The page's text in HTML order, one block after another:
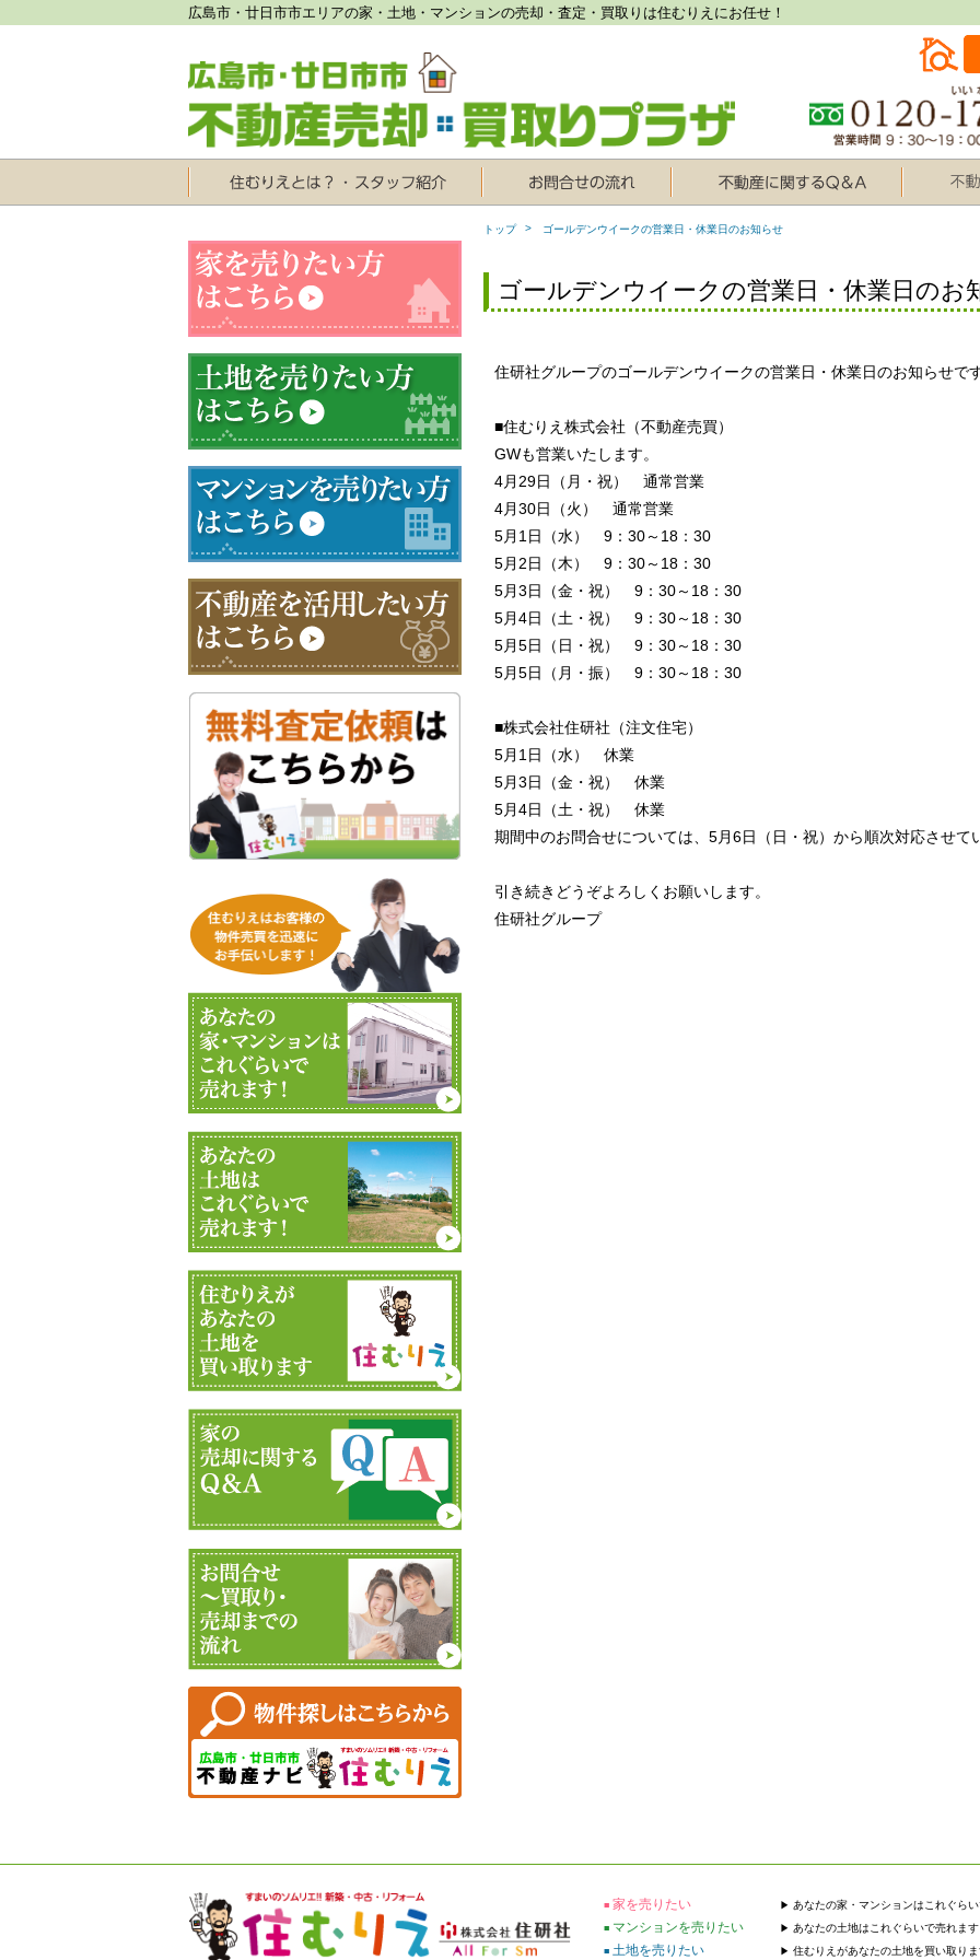
広島市・廿日市市エリアの家・土地・マンションの売却・査定・買取りは住むりえにお任せ！
トップ ゴールデンウイークの営業日・休業日のお知らせ
ゴールデンウイークの営業日・休業日のお
住研社グループのゴールデンウイークの営業日・休業日のお知らせです
■住むりえ株式会社（不動産売買）
GWも営業いたします。
4月29日（月・祝） 通常営業
4月30日（火） 通常営業
5月1日（水） 9：30～18：30
5月2日（木） 9：30～18：30
5月3日（金・祝） 9：30～18：30
5月4日（土・祝） 9：30～18：30
5月5日（日・祝） 9：30～18：30
5月5日（月・振） 9：30～18：30
■株式会社住研社（注文住宅）
5月1日（水） 休業
5月3日（金・祝） 休業
5月4日（土・祝） 休業
期間中のお問合せについては、5月6日（日・祝）から順次対応させて
引き続きどうぞよろしくお願いします。
住研社グループ
家を売りたい
マンションを売りたい
土地を売りたい
あなたの家・マンションはこれぐらい
あなたの土地はこれぐらいで売れます
住むりえがあなたの土地を買い取り